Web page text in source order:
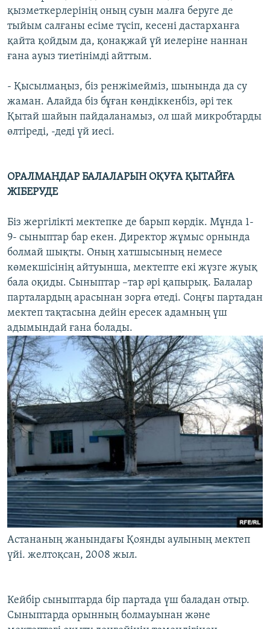
қызметкерлерінің оның суын малға беруге де
тыйым салғаны есіме түсіп, кесені дастарханға
қайта қойдым да, қонақжай үй иелеріне наннан
ғана ауыз тиетінімді айттым.
- Қысылмаңыз, біз ренжімейміз, шынында да су
жаман. Алайда біз бұған көндіккенбіз, әрі тек
Қытай шайын пайдаланамыз, ол шай микробтарды
өлтіреді, -деді үй иесі.
ОРАЛМАНДАР БАЛАЛАРЫН ОҚУҒА ҚЫТАЙҒА
ЖІБЕРУДЕ
Біз жергілікті мектепке де барып көрдік. Мұнда 1-
9- сыныптар бар екен. Директор жұмыс орнында
болмай шықты. Оның хатшысының немесе
көмекшісінің айтуынша, мектепте екі жүзге жуық
бала оқиды. Сыныптар –тар әрі қапырық. Балалар
парталардың арасынан зорға өтеді. Соңғы партадан
мектеп тақтасына дейін ересек адамның үш
адымындай ғана болады.
Астананың жанындағы Қоянды аулының мектеп
үйі. желтоқсан, 2008 жыл.
Кейбір сыныптарда бір партада үш баладан отыр.
Сыныптарда орынның болмауынан және